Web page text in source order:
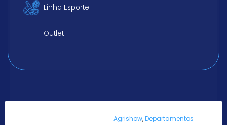
Linha Esporte
Outlet
Agrishow,Departamentos